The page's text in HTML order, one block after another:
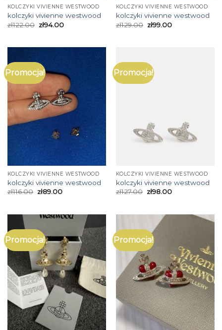
KOLCZYKI VIVIENNE WESTWOOD
kolczyki vivienne westwood
zł122.00 zł94.00
KOLCZYKI VIVIENNE WESTWOOD
kolczyki vivienne westwood
zł129.00 zł99.00
Promocja!
KOLCZYKI VIVIENNE WESTWOOD
kolczyki vivienne westwood
zł116.00 zł89.00
Promocja!
KOLCZYKI VIVIENNE WESTWOOD
kolczyki vivienne westwood
zł127.00 zł98.00
Promocja! Promocja!